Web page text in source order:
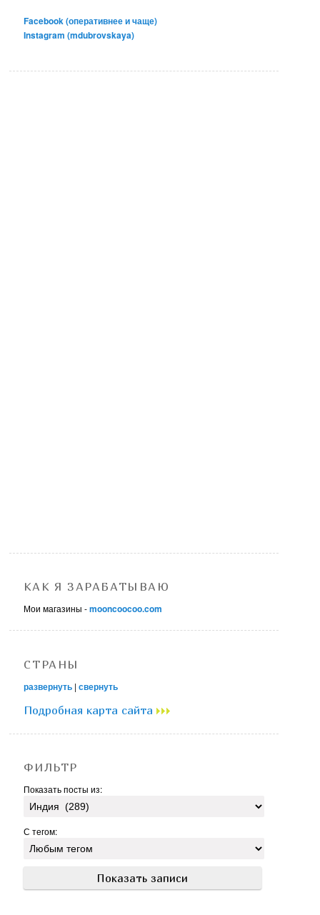
Facebook (оперативнее и чаще)
Instagram (mdubrovskaya)
КАК Я ЗАРАБАТЫВАЮ
Мои магазины -mooncoocoo.com
СТРАНЫ
развернуть |свернуть
Подробная карта сайта
ФИЛЬТР
Показать посты из:
С тегом: